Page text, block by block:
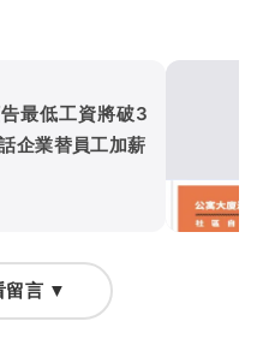
最低工資將破3
企業替員工加薪
留言 ▼